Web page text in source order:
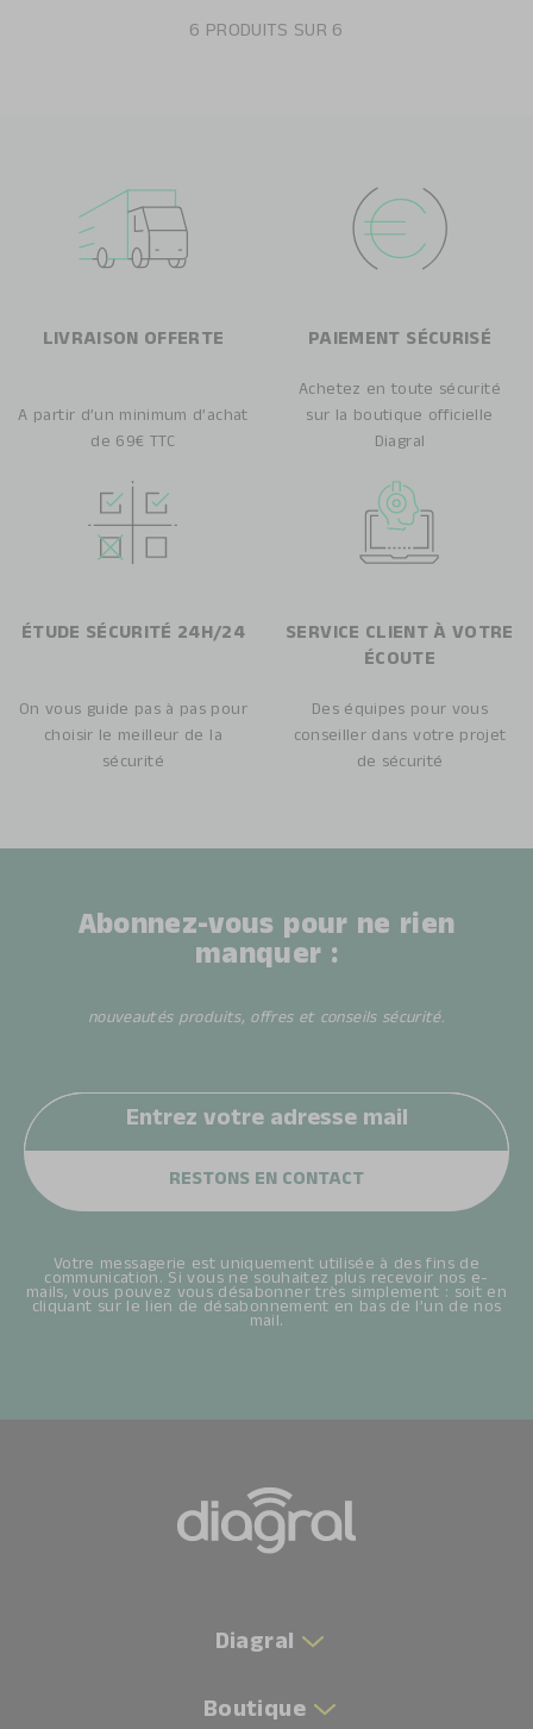
6 PRODUITS SUR 6
LIVRAISON OFFERTE
A partir d’un minimum d’achat
de 69€ TTC
PAIEMENT SÉCURISÉ
Achetez en toute sécurité
sur la boutique officielle
Diagral
ÉTUDE SÉCURITÉ 24H/24
On vous guide pas à pas pour
choisir le meilleur de la
sécurité
SERVICE CLIENT À VOTRE
ÉCOUTE
Des équipes pour vous
conseiller dans votre projet
de sécurité
Abonnez-vous pour ne rien
manquer :
nouveautés produits, offres et conseils sécurité.
Votre messagerie est uniquement utilisée à des fins de
communication. Si vous ne souhaitez plus recevoir nos e-
mails, vous pouvez vous désabonner très simplement : soit en
cliquant sur le lien de désabonnement en bas de l’un de nos
mail.
Diagral
Boutique